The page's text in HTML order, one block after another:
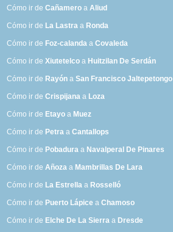
Cómo ir deCañamero aAliud
Cómo ir de La Lastra a Ronda
Cómo ir de Foz-calanda aCovaleda
Cómo ir deXiutetelco a Huitzilan De Serdán
Cómo ir de Rayón aSan Francisco Jaltepetongo
Cómo ir deCrispijana a Loza
Cómo ir de Etayo a Muez
Cómo ir de Petra aCantallops
Cómo ir de Pobadura a Navalperal De Pinares
Cómo ir deAñoza a Mambrillas De Lara
Cómo ir de La Estrella a Rosselló
Cómo ir de Puerto Lápice aChamoso
Cómo ir de Elche De La Sierra a Dresde